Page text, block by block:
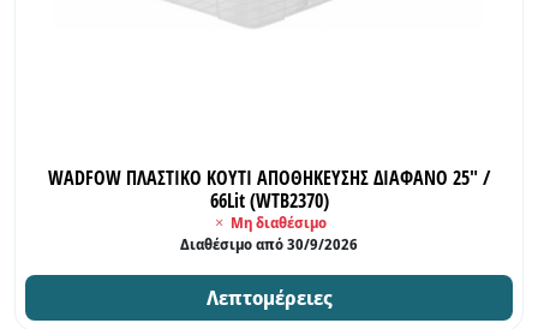
WADFOW ΠΛΑΣΤΙΚΟ ΚΟΥΤΙ ΑΠΟΘΗΚΕΥΣΗΣ ΔΙΑΦΑΝΟ 25" /
66Lit (WTB2370)
Μη διαθέσιμο
Διαθέσιμο από 30/9/2026
Λεπτομέρειες